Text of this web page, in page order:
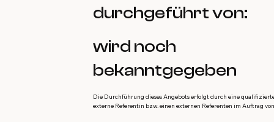
durchgeführt von:
wird noch
bekanntgegeben
Die Durchführung dieses Angebots erfolgt durch eine
externe Referentin bzw. einen externen Referenten im Auftrag